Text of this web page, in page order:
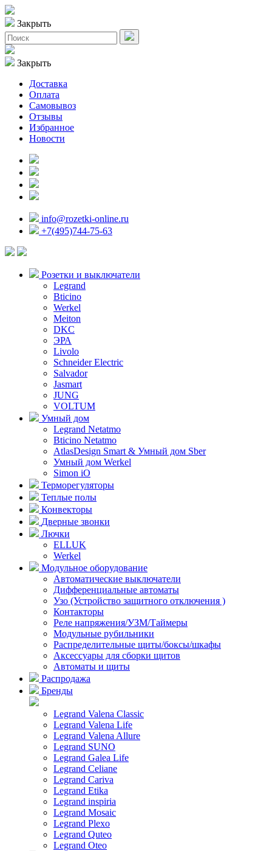
Закрыть
Закрыть
Доставка
Оплата
Самовывоз
Отзывы
Избранное
Новости
info@rozetki-online.ru
+7(495)744-75-63
Розетки и выключатели
Legrand
Bticino
Werkel
Meiton
DKC
ЭРА
Livolo
Schneider Electric
Salvador
Jasmart
JUNG
VOLTUM
Умный дом
Legrand Netatmo
Bticino Netatmo
AtlasDesign Smart & Умный дом Sber
Умный дом Werkel
Simon iO
Терморегуляторы
Теплые полы
Конвекторы
Дверные звонки
Лючки
ELLUK
Werkel
Модульное оборудование
Автоматические выключатели
Дифференциальные автоматы
Узо (Устройство защитного отключения )
Контакторы
Реле напряжения/УЗМ/Таймеры
Модульные рубильники
Распределительные щиты/боксы/шкафы
Аксессуары для сборки щитов
Автоматы и щиты
Распродажа
Бренды
Legrand Valena Classic
Legrand Valena Life
Legrand Valena Allure
Legrand SUNO
Legrand Galea Life
Legrand Celiane
Legrand Cariva
Legrand Etika
Legrand inspiria
Legrand Mosaic
Legrand Plexo
Legrand Quteo
Legrand Oteo